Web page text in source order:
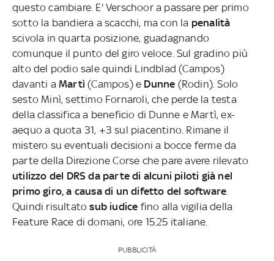
questo cambiare. E' Verschoor a passare per primo
sotto la bandiera a scacchi, ma con la penalità
scivola in quarta posizione, guadagnando
comunque il punto del giro veloce. Sul gradino più
alto del podio sale quindi Lindblad (Campos)
davanti a Martì(Campos) e Dunne (Rodin). Solo
sesto Minì, settimo Fornaroli, che perde la testa
della classifica a beneficio di Dunne e Martì, ex-
aequo a quota 31, +3 sul piacentino. Rimane il
mistero su eventuali decisioni a bocce ferme da
parte della Direzione Corse che pare avere rilevato
utilizzo del DRS da parte di alcuni piloti già nel
primo giro, a causa di un difetto del software
Quindi risultatosub iudice fino alla vigilia della
Feature Race di domani, ore 15.25 italiane.
PUBBLICITÀ